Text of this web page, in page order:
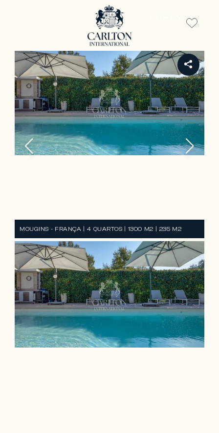
MOUGINS - FRANÇA | 4 QUARTOS | 1300 M2 | 235 M2